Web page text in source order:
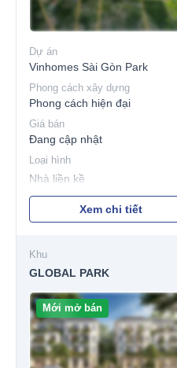
Dự án
Vinhomes Sài Gòn Park
Phong cách xây dựng
Phong cách hiện đại
Giá bán
Đang cập nhật
Loại hình
Nhà liền kề
Xem chi tiết
Khu
GLOBAL PARK
Mới mở bán